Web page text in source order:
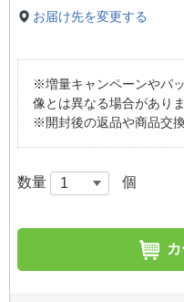
お届け先を変更する
※増量キャンペーンやパ
像とは異なる場合があり
※開封後の返品や商品交
数量 個